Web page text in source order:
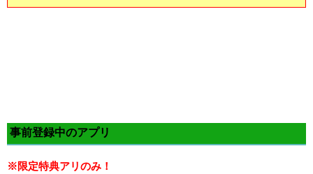
事前登録中のアプリ
※限定特典アリのみ！